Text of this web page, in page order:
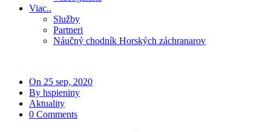
Viac..
Služby
Partneri
Náučný chodník Horských záchranarov
On 25 sep, 2020
By hspieniny
Aktuality
0 Comments